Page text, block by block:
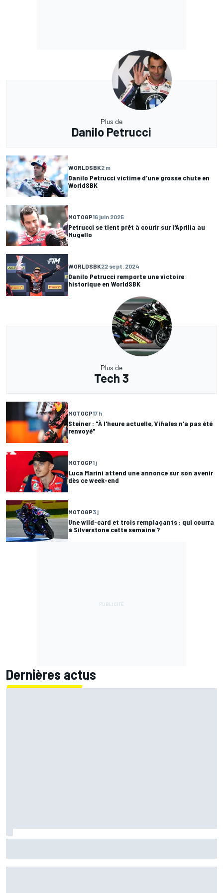
Plus de
Danilo Petrucci
WORLDSBK2 m
Danilo Petrucci victime d'une grosse chute en
WorldSBK
MOTOGP16 juin 2025
Petrucci se tient prêt à courir sur l'Aprilia au
Mugello
WORLDSBK22 sept. 2024
Danilo Petrucci remporte une victoire
historique en WorldSBK
Plus de
Tech 3
MOTOGP17 h
Steiner : "À l'heure actuelle, Viñales n'a pas été
renvoyé"
MOTOGP1 j
Luca Marini attend une annonce sur son avenir
dès ce week-end
MOTOGP3 j
Une wild-card et trois remplaçants : qui courra
à Silverstone cette semaine ?
Dernières actus